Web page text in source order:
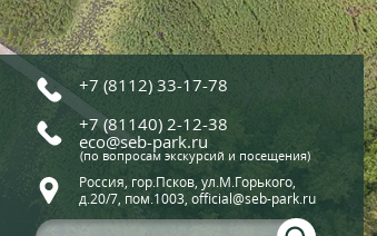
+7 (8112) 33-17-78
+7 (81140) 2-12-38
eco@seb-park.ru
(по вопросам экскурсий и посещения)
Россия, гор.Псков, ул.М.Горького,
д.20/7, пом.1003, official@seb-park.ru